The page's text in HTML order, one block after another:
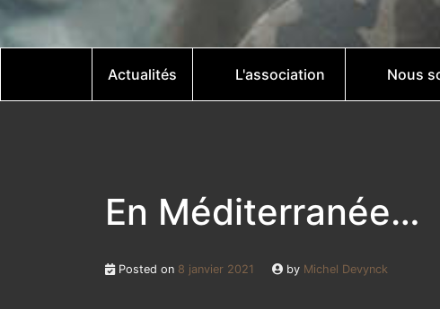
Actualités L'association Nous
En Méditerranée…
Posted on 8 janvier 2021 by Michel Devynck